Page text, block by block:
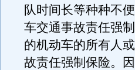
队时间长等种种不
车交通事故责任强
的机动车的所有人
故责任强制保险。